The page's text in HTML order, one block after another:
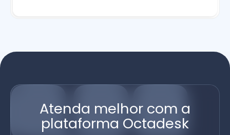
Atenda melhor com a
plataforma Octadesk